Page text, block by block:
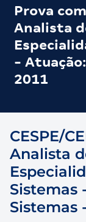
Prova
Analista
-
2011
CESPE/
Analista
Sistemas
Sistemas -